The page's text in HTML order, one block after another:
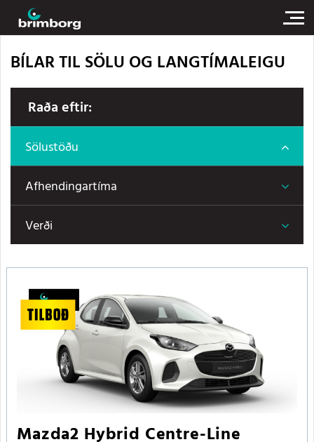
BÍLAR TIL SÖLU OG LANGTÍMALEIGU
Raða eftir:
Sölustöðu
Afhendingartíma
Verði
Mazda2 Hybrid Centre-Line